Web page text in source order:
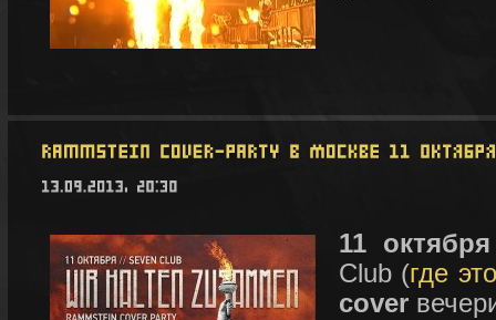
11 октября
Club (где
cover